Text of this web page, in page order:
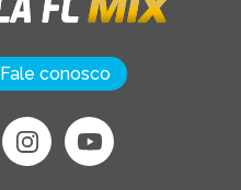
Fale conosco